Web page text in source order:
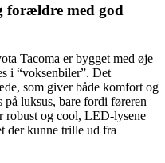
forældre med god
Tacoma er bygget med øje
i “voksenbiler”. Det
som giver både komfort og
luksus, bare fordi føreren
robust og cool, LED-lysene
der kunne trille ud fra